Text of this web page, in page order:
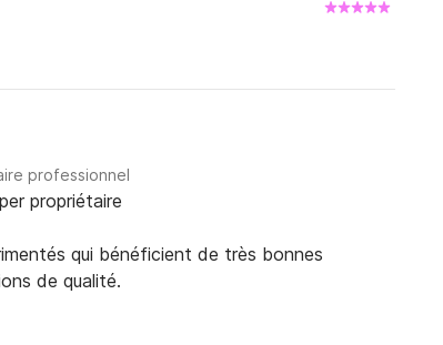
professionnel
propriétaire
qui bénéficient de très bonnes
de qualité.